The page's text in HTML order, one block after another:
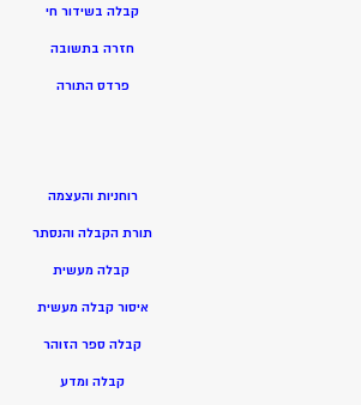
קבלה בשידור חי
חזרה בתשובה
פרדס התורה
רוחניות והעצמה
תורת הקבלה והנסתר
קבלה מעשית
איסור קבלה מעשית
קבלה ספר הזוהר
קבלה ומדע